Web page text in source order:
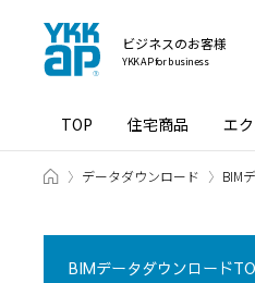
ビジネスのお客様
YKK AP for business
TOP 住宅商品 エ
ホーム データダウンロード BIM
BIMデータダウンロード